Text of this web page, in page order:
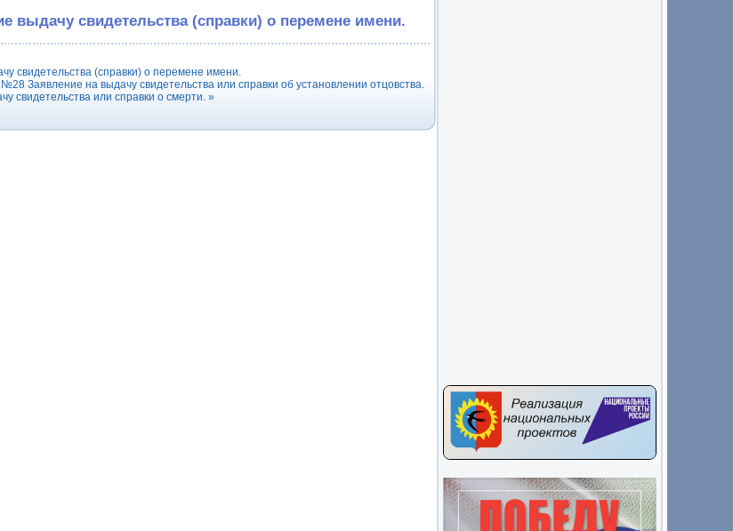
выдачу свидетельства (справки) о перемене имени.
свидетельства (справки) о перемене имени.
Заявление на выдачу свидетельства или справки об установлении отцовства.
свидетельства или справки о смерти. »